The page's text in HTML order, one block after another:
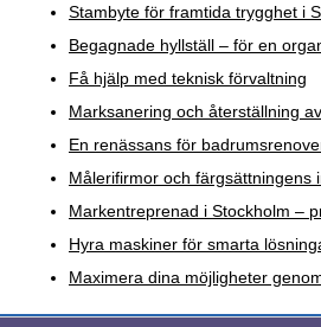
Stambyte för framtida trygghet i
Begagnade hyllställ – för en
Få hjälp med teknisk förvaltning
Marksanering och återställning
En renässans för
Målerifirmor och färgsättningens
Markentreprenad i Stockholm –
Hyra maskiner för smarta
Maximera dina möjligheter